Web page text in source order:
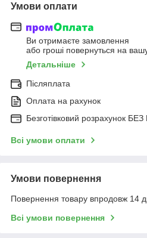
Умови оплати
Ви отримаєте замовлення
або гроші повернуться на
Детальніше
Післяплата
Оплата на рахунок
Безготівковий розрахунок
Всі умови оплати
Умови повернення
Повернення товару впродовж 14
Всі умови повернення